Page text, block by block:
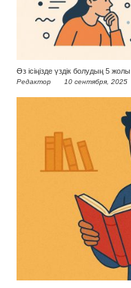
Өз ісіңізде үздік болудың 5 жолы
Редактор 10 сентября, 2025